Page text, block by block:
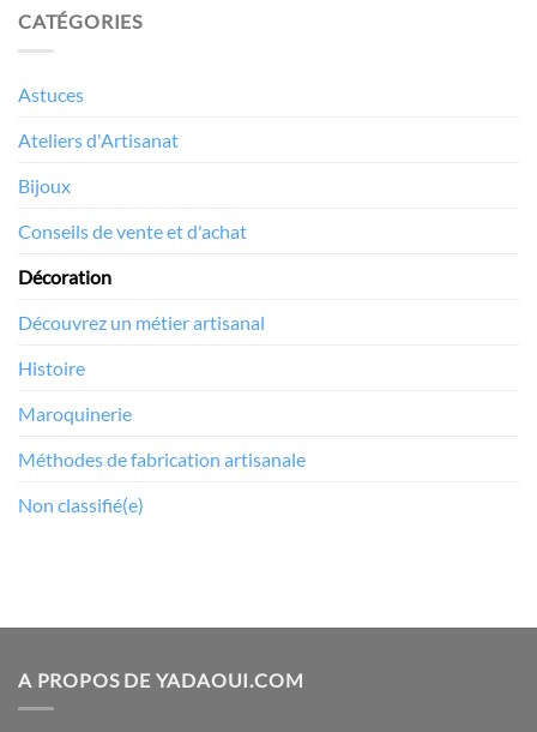
CATÉGORIES
Astuces
Ateliers d'Artisanat
Bijoux
Conseils de vente et d'achat
Décoration
Découvrez un métier artisanal
Histoire
Maroquinerie
Méthodes de fabrication artisanale
Non classifié(e)
A PROPOS DE YADAOUI.COM